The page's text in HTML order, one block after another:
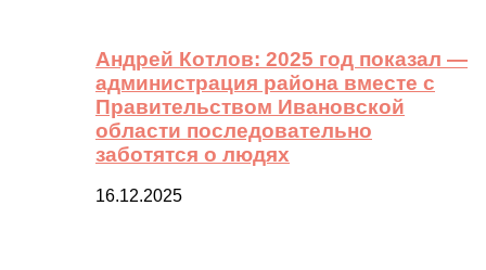
Андрей Котлов: 2025 год показал —
администрация района вместе с
Правительством Ивановской
области последовательно
заботятся о людях
16.12.2025